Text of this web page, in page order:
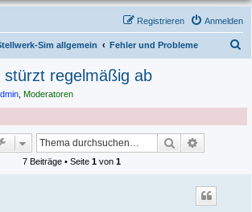
Anmelden
Registrieren
Sim allgemein Fehler und Probleme
stürzt regelmäßig ab
Moderatoren
Suche
7 Beiträge • Seite 1 von 1